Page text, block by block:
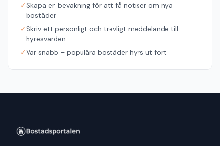
✓Skapa en bevakning för att få notiser om nya
bostäder
✓Skriv ett personligt och trevligt meddelande till
hyresvärden
✓Var snabb – populära bostäder hyrs ut fort